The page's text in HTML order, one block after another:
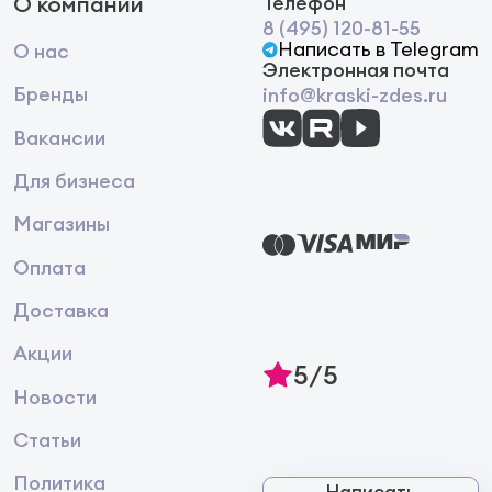
О нас
Бренды
Вакансии
Для бизнеса
Магазины
Оплата
Доставка
Акции
Новости
Статьи
Политика
8 (495) 120-81-55
Написать в Telegram
Электронная почта
info@kraski-zdes.ru
5/5